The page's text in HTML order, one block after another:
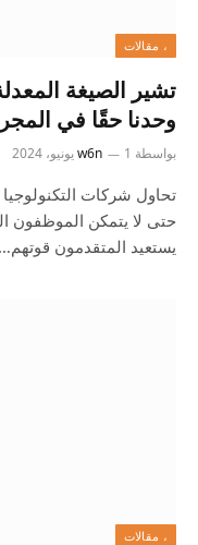
، مقالات
تشير الصيغة
وحدنا حقًا في
بواسطة w6n 1 يونيو، 2024
تحاول شركات
حتى لا يتمكن الموظفون
يستعيد المتقدمون قوتهم…
، مقالات